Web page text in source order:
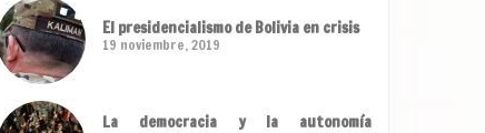
El presidencialismo de Bolivia en crisis
19 noviembre, 2019
La democracia y la autonomía